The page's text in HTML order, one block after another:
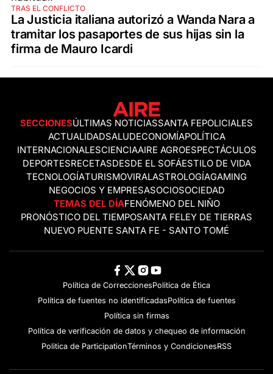
TRAS EL CONFLICTO
La Justicia italiana autorizó a Wanda Nara a
tramitar los pasaportes de sus hijas sin la
firma de Mauro Icardi
SECCIONESÚLTIMAS NOTICIASSANTA FEPOLICIALES
ACTUALIDADSALUDECONOMÍAPOLÍTICA
INTERNACIONALESCIENCIAAIRE AGROESPECTÁCULOS
DEPORTESRECETASDESDE EL SOFÁESTILO DE VIDA
TECNOLOGÍATURISMOVIRALASTROLOGÍAGAMING
NEGOCIOS Y EMPRESASOCIOSOCIEDAD
TEMAS DEL DÍAFENÓMENO DEL NIÑO
PRONÓSTICO DEL TIEMPOSANTA FELEY DE TIERRAS
NUEVO PUENTE SANTA FE - SANTO TOMÉ
Política de CorreccionesPolitica de Ética
Política de fuentes no identificadasPolítica de fuentes
Política sin firmas
Política de verificación de datos y chequeo de información
Politica de ParticipationTérminos y CondicionesRSS